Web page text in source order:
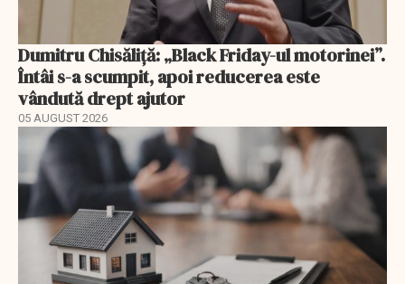
Dumitru Chisăliță: „Black Friday-ul motorinei”.
Întâi s-a scumpit, apoi reducerea este
vândută drept ajutor
05 AUGUST 2026